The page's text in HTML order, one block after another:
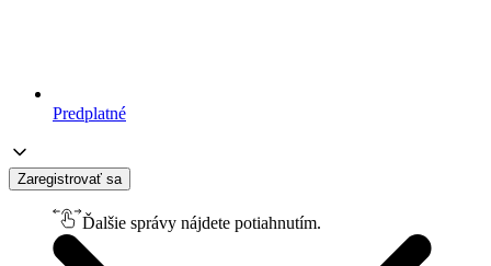
Predplatné
Zaregistrovať sa
Ďalšie správy nájdete potiahnutím.